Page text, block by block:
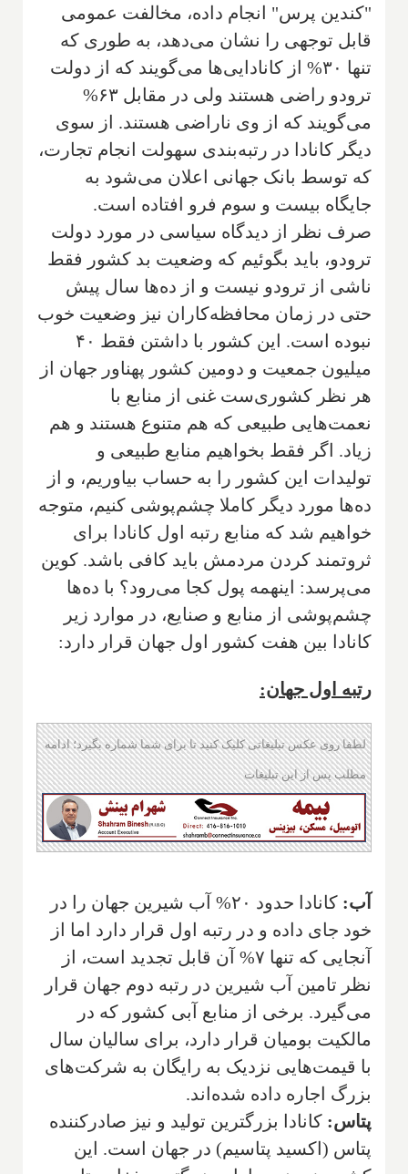
"کندین پرس" انجام داده، مخالفت عمومی
قابل توجهی را نشان می‌دهد، به طوری که
تنها ۳۰% از کانادایی‌ها می‌گویند که از دولت
ترودو راضی هستند ولی در مقابل ۶۳%
می‌گویند که از وی ناراضی هستند. از سوی
دیگر کانادا در رتبه‌بندی سهولت انجام تجارت،
که توسط بانک جهانی اعلان می‌شود به
جایگاه بیست و سوم فرو افتاده است.
صرف نظر از دیدگاه سیاسی در مورد دولت
ترودو، باید بگوئیم که وضعیت بد کشور فقط
ناشی از ترودو نیست و از ده‌ها سال پیش
حتی در زمان محافظه‌کاران نیز وضعیت خوب
نبوده است. این کشور با داشتن فقط ۴۰
میلیون جمعیت و دومین کشور پهناور جهان از
هر نظر کشوری‌ست غنی از منابع با
نعمت‌هایی طبیعی که هم متنوع هستند و هم
زیاد. اگر فقط بخواهیم منابع طبیعی و
تولیدات این کشور را به حساب بیاوریم، و از
ده‌ها مورد دیگر کاملا چشم‌پوشی کنیم، متوجه
خواهیم شد که منابع رتبه اول کانادا برای
ثروتمند کردن مردمش باید کافی باشد. کوین
می‌پرسد: اینهمه پول کجا می‌رود؟ با ده‌ها
چشم‌پوشی از منابع و صنایع، در موارد زیر
کانادا بین هفت کشور اول جهان قرار دارد:
رتبه اول جهان:
لطفا روی عکس تبلیغاتی کلیک کنید تا برای شما شماره بگیرد؛ ادامه
مطلب پس از این تبلیغات
آب:
کانادا حدود ۲۰% آب شیرین جهان را در
خود جای داده و در رتبه اول قرار دارد اما از
آنجایی که تنها ۷% آن قابل تجدید است، از
نظر تامین آب شیرین در رتبه دوم جهان قرار
می‌گیرد. برخی از منابع آبی کشور که در
مالکیت بومیان قرار دارد، برای سالیان سال
با قیمت‌هایی نزدیک به رایگان به شرکت‌های
بزرگ اجاره داده شده‌اند.
پتاس: کانادا بزرگترین تولید و نیز صادرکننده
پتاس (اکسید پتاسیم) در جهان است. این